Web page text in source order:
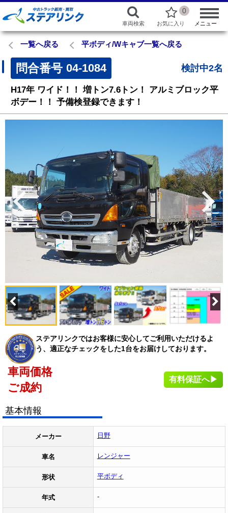
車両検索
0
お気に入り メニュー
一覧へ戻る 平ボディ/Wキャブ一覧へ戻る
問合番号 04-1084 検討中2名
H17年 ワイド！！ 増トン7.6トン！
アルミブロック平
ボデー！！
予備検登録できます！
ステアリンクではお客様に安心してご利用いただけるよ
う、適正なチェックをした1台をお届けしております。
車両価格
ご成約
有料保証へ▶
基本情報
メーカー 日野
車名 レンジャー
形状 平ボディ
年式 -